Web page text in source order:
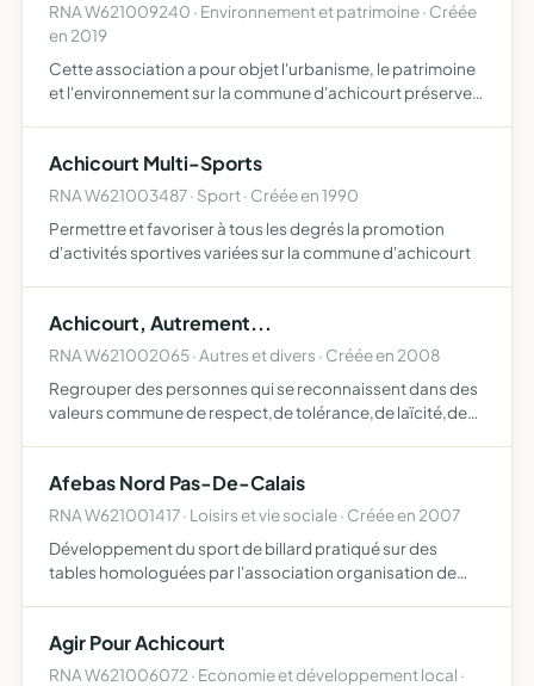
RNA W621009240 · Environnement et patrimoine · Créée
en 2019
Cette association a pour objet l'urbanisme, le patrimoine
et l'environnement sur la commune d'achicourt préserver
Achicourt Multi-Sports
RNA W621003487 · Sport · Créée en 1990
Permettre et favoriser à tous les degrés la promotion
d'activités sportives variées sur la commune d'achicourt
Achicourt, Autrement...
RNA W621002065 · Autres et divers · Créée en 2008
Regrouper des personnes qui se reconnaissent dans des
valeurs commune de respect,de tolérance,de laïcité,de
Afebas Nord Pas-De-Calais
RNA W621001417 · Loisirs et vie sociale · Créée en 2007
Développement du sport de billard pratiqué sur des
tables homologuées par l'association organisation de
rapportant…
Agir Pour Achicourt
RNA W621006072 · Economie et développement local ·